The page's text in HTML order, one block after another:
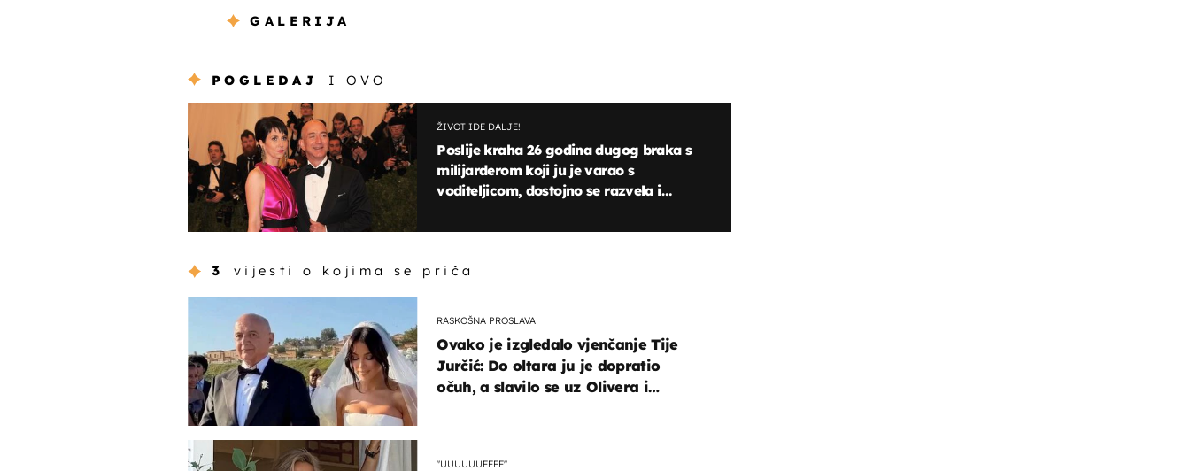
GALERIJA
POGLEDAJ I OVO
ŽIVOT IDE DALJE!
Poslije kraha 26 godina dugog braka s
milijarderom koji ju je varao s
voditeljicom, dostojno se razvela i
3 vijesti o kojima se priča
RASKOŠNA PROSLAVA
Ovako je izgledalo vjenčanje Tije
Jurčić: Do oltara ju je dopratio
očuh, a slavilo se uz Olivera i
"UUUUUUFFFF"